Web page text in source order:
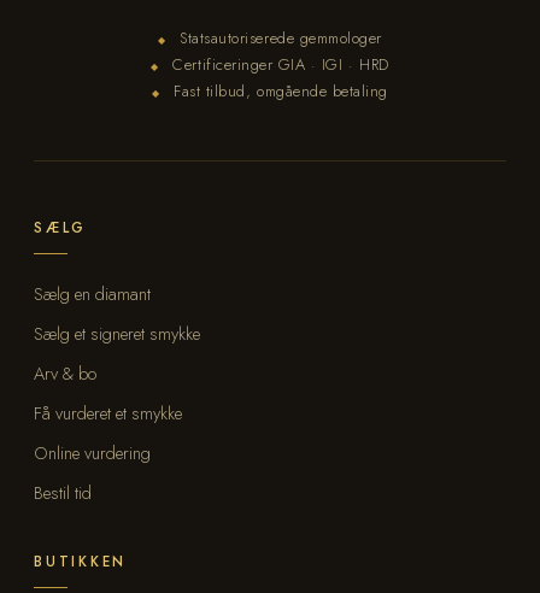
◆ Statsautoriserede gemmologer
◆ Certificeringer GIA · IGI · HRD
◆ Fast tilbud, omgående betaling
SÆLG
Sælg en diamant
Sælg et signeret smykke
Arv & bo
Få vurderet et smykke
Online vurdering
Bestil tid
BUTIKKEN